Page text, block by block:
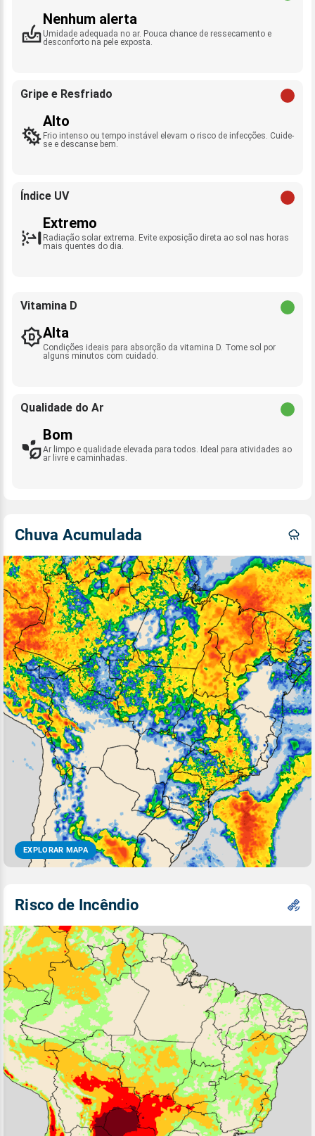
Nenhum alerta
Umidade adequada no ar. Pouca chance de ressecamento e
desconforto na pele exposta.
Gripe e Resfriado
Alto
Frio intenso ou tempo instável elevam o risco de infecções. Cuide-
se e descanse bem.
Índice UV
Extremo
Radiação solar extrema. Evite exposição direta ao sol nas horas
mais quentes do dia.
Vitamina D
Alta
Condições ideais para absorção da vitamina D. Tome sol por
alguns minutos com cuidado.
Qualidade do Ar
Bom
Ar limpo e qualidade elevada para todos. Ideal para atividades ao
ar livre e caminhadas.
Chuva Acumulada
EXPLORAR MAPA
Risco de Incêndio